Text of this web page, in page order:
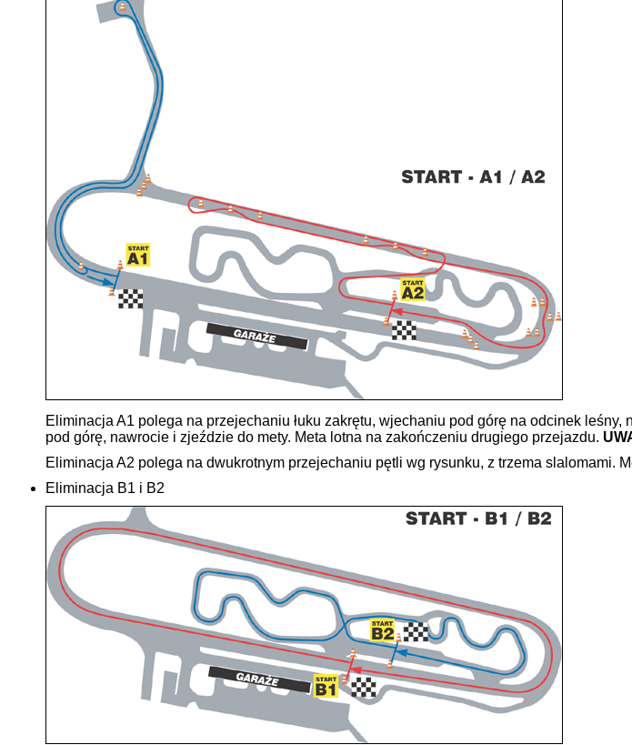
Eliminacja A1 polega na przejechaniu łuku zakrętu, wjechaniu pod górę na odcinek
pod górę, nawrocie i zjeździe do mety. Meta lotna na zakończeniu drugiego przejazdu.
Eliminacja A2 polega na dwukrotnym przejechaniu pętli wg rysunku, z trzema slalomami.
Eliminacja B1 i B2